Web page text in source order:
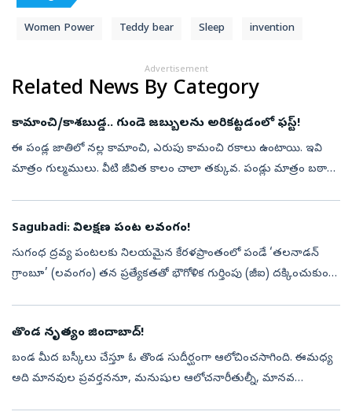
Women Power Teddy bear Sleep invention
Advertisement
Related News By Category
కామాంచి/కాశబుడ్డ.. గుండె జబ్బులను అరికట్టడంలో ఫస్ట్‌!
ఈ పండ్ల జాతిలో నల్ల కామాంచి, ఎరుపు కామంచి రకాలు ఉంటాయి. ఇవి
మాత్రం గుల్మములు. వీటి జీవిత కాలం చాలా తక్కువ. పండ్లు మాత్రం బఠాణీ
Sagubadi: విలక్షణ పంట లవంగం!
సుగంధ ద్రవ్య పంటలకు నిలయమైన కేరళప్రాంతంలో పండే ‘తలనాడన్‌
గ్రాంబూ’ (లవంగం) తన ప్రత్యేకతతో భౌగోళిక గుర్తింపు (జీఐ) దక్కించుకుంది.
తొండ నృత్యం జిందాబాద్‌!
బండ మీద బస్కీలు చేస్తూ ఓ తొండ సుదీర్ఘంగా ఆలోచించసాగింది. ఈమధ్య
అది మానవుల ప్రవర్తననూ, మనుషుల ఆలోచనారీతుల్నీ, మానవ